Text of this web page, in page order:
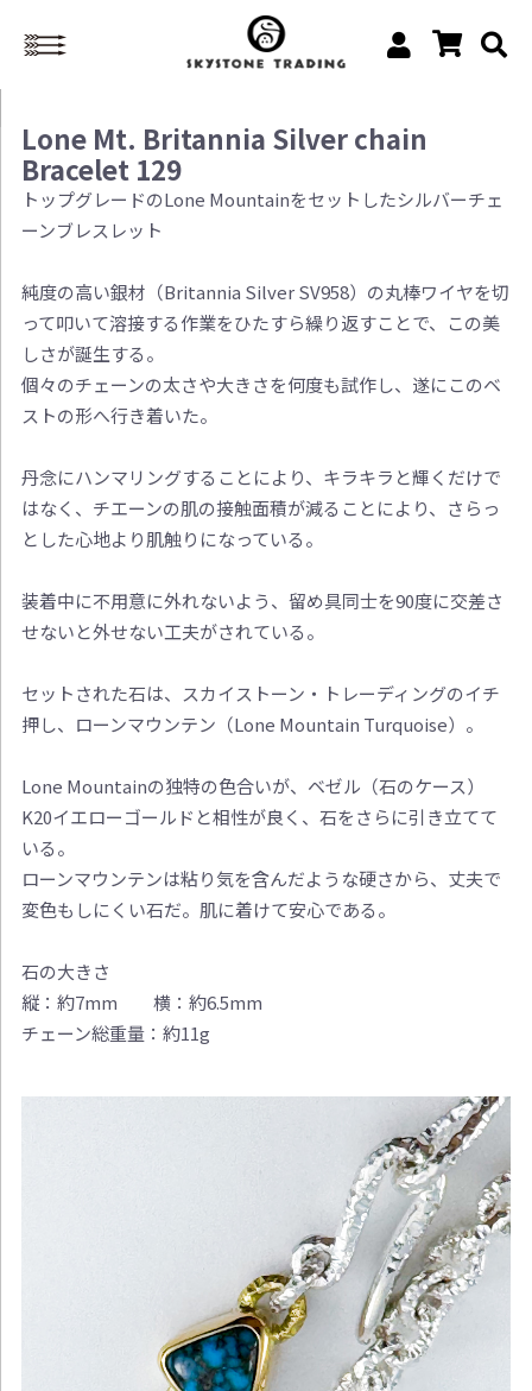
Lone Mt. Britannia Silver chain
Bracelet 129
トップグレードのLone Mountainをセットしたシルバーチェ
ーンブレスレット
純度の高い銀材（Britannia Silver SV958）の丸棒ワイヤを切
って叩いて溶接する作業をひたすら繰り返すことで、この美
しさが誕生する。
個々のチェーンの太さや大きさを何度も試作し、遂にこのベ
ストの形へ行き着いた。
丹念にハンマリングすることにより、キラキラと輝くだけで
はなく、チエーンの肌の接触面積が減ることにより、さらっ
とした心地より肌触りになっている。
装着中に不用意に外れないよう、留め具同士を90度に交差さ
せないと外せない工夫がされている。
セットされた石は、スカイストーン・トレーディングのイチ
押し、ローンマウンテン（Lone Mountain Turquoise）。
Lone Mountainの独特の色合いが、ベゼル（石のケース）
K20イエローゴールドと相性が良く、石をさらに引き立てて
いる。
ローンマウンテンは粘り気を含んだような硬さから、丈夫で
変色もしにくい石だ。肌に着けて安心である。
石の大きさ
縦：約7mm 横：約6.5mm
チェーン総重量：約11g